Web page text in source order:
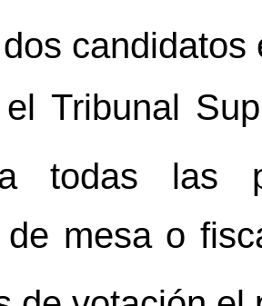
candidatos
Tribunal
todas las
de mesa o